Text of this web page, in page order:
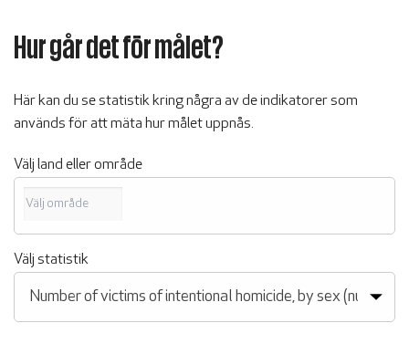
Hur går det för målet?
Här kan du se statistik kring några av de indikatorer som
används för att mäta hur målet uppnås.
Välj land eller område
Välj statistik